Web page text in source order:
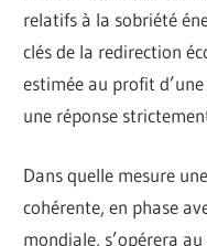
relatifs à la sobriété
clés de la redirection
estimée au profit
une réponse
Dans quelle mesure
cohérente, en phase
mondiale, s’opérera